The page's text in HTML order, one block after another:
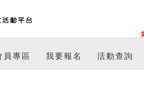
員專區 我要報名 活動查詢